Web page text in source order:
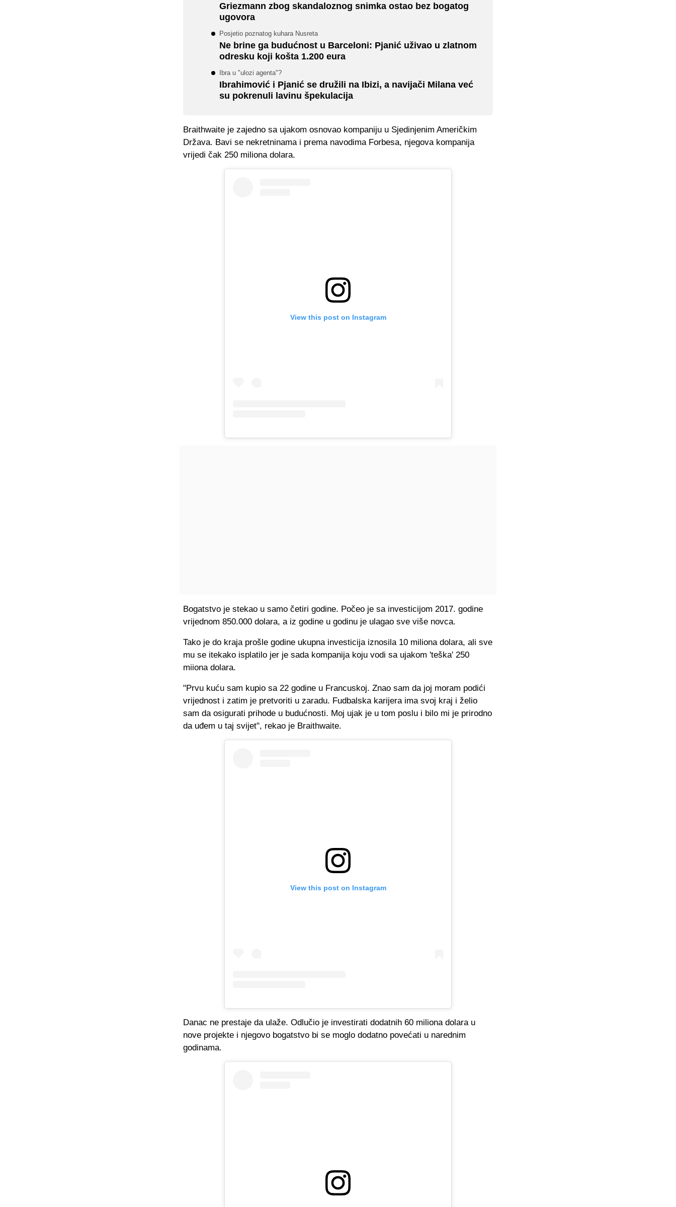
Griezmann zbog skandaloznog snimka ostao bez bogatog
ugovora
Posjetio poznatog kuhara Nusreta
Ne brine ga budućnost u Barceloni: Pjanić uživao u zlatnom
odresku koji košta 1.200 eura
Ibra u "ulozi agenta"?
Ibrahimović i Pjanić se družili na Ibizi, a navijači Milana već
su pokrenuli lavinu špekulacija
Braithwaite je zajedno sa ujakom osnovao kompaniju u Sjedinjenim Američkim
Država. Bavi se nekretninama i prema navodima Forbesa, njegova kompanija
vrijedi čak 250 miliona dolara.
View this post on Instagram
Bogatstvo je stekao u samo četiri godine. Počeo je sa investicijom 2017. godine
vrijednom 850.000 dolara, a iz godine u godinu je ulagao sve više novca.
Tako je do kraja prošle godine ukupna investicija iznosila 10 miliona dolara, ali sve
mu se itekako isplatilo jer je sada kompanija koju vodi sa ujakom 'teška' 250
miiona dolara.
"Prvu kuću sam kupio sa 22 godine u Francuskoj. Znao sam da joj moram podići
vrijednost i zatim je pretvoriti u zaradu. Fudbalska karijera ima svoj kraj i želio
sam da osigurati prihode u budućnosti. Moj ujak je u tom poslu i bilo mi je prirodno
da uđem u taj svijet", rekao je Braithwaite.
View this post on Instagram
Danac ne prestaje da ulaže. Odlučio je investirati dodatnih 60 miliona dolara u
nove projekte i njegovo bogatstvo bi se moglo dodatno povećati u narednim
godinama.